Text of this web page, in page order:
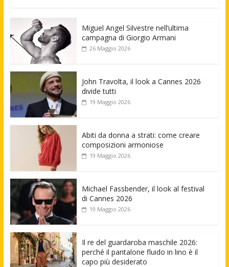
Miguel Angel Silvestre nell’ultima
campagna di Giorgio Armani
26 Maggio 2026
John Travolta, il look a Cannes 2026
divide tutti
19 Maggio 2026
Abiti da donna a strati: come creare
composizioni armoniose
19 Maggio 2026
Michael Fassbender, il look al festival
di Cannes 2026
19 Maggio 2026
Il re del guardaroba maschile 2026:
perché il pantalone fluido in lino è il
capo più desiderato